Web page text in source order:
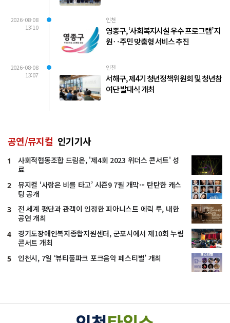
2026-08-08
13:10
인천
영종구, ‘사회복지시설 우수 프로그램’ 지
원‥주민 맞춤형 서비스 추진
2026-08-08
13:07
인천
서해구, 제4기 청년정책위원회 및 청년참
여단 발대식 개최
공연/뮤지컬 인기기사
1
사회적협동조합 드림온, '제4회 2023 위더스 콘서트' 성
료
2
뮤지컬 ‘사랑은 비를 타고’ 시즌9 7월 개막··· 탄탄한 캐스
팅 공개
3
전 세계 평단과 관객이 인정한 피아니스트 에릭 루, 내한
공연 개최
4
경기도장애인복지종합지원센터, 군포시에서 제10회 누림
콘서트 개최
5 인천시, 7일 ‘뷰티풀파크 포크음악 페스티벌’ 개최